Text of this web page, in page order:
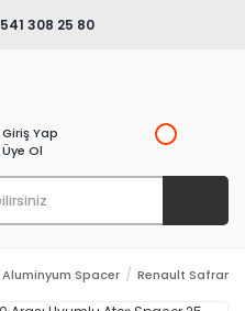
308 25 80
Giriş Yap
Üye Ol
Spacer Renault Safrane